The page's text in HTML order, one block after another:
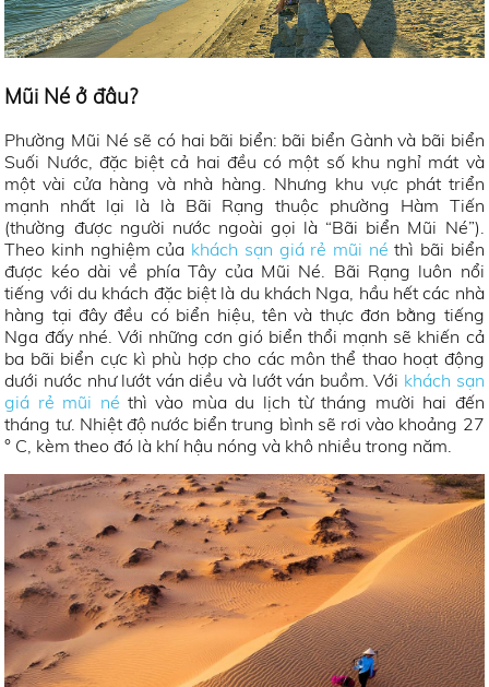
Mũi Né ở đâu?
Phường Mũi Né sẽ có hai bãi biển: bãi biển Gành và bãi biển
Suối Nước, đặc biệt cả hai đều có một số khu nghỉ mát và
một vài cửa hàng và nhà hàng. Nhưng khu vực phát triển
mạnh nhất lại là là Bãi Rạng thuộc phường Hàm Tiến
(thường được người nước ngoài gọi là “Bãi biển Mũi Né”).
Theo kinh nghiệm của khách sạn giá rẻ mũi né thì bãi biển
được kéo dài về phía Tây của Mũi Né. Bãi Rạng luôn nổi
tiếng với du khách đặc biệt là du khách Nga, hầu hết các nhà
hàng tại đây đều có biển hiệu, tên và thực đơn bằng tiếng
Nga đấy nhé. Với những cơn gió biển thổi mạnh sẽ khiến cả
ba bãi biển cực kì phù hợp cho các môn thể thao hoạt động
dưới nước như lướt ván diều và lướt ván buồm. Với khách sạn
giá rẻ mũi né thì vào mùa du lịch từ tháng mười hai đến
tháng tư. Nhiệt độ nước biển trung bình sẽ rơi vào khoảng 27
° C, kèm theo đó là khí hậu nóng và khô nhiều trong năm.